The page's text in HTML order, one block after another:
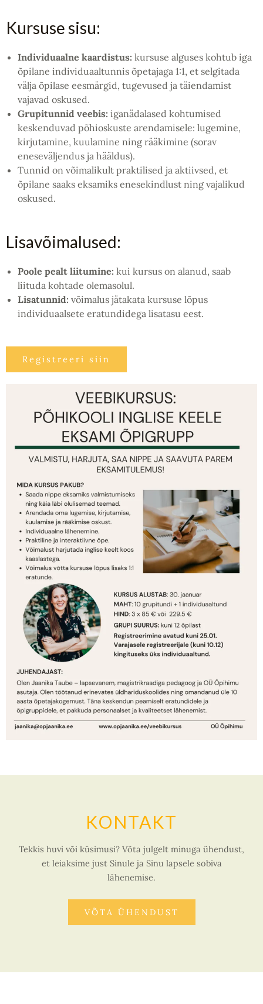
Kursuse sisu:
Individuaalne kaardistus: kursuse alguses kohtub iga
õpilane individuaaltunnis õpetajaga 1:1, et selgitada
välja õpilase eesmärgid, tugevused ja täiendamist
vajavad oskused.
Grupitunnid veebis: iganädalased kohtumised
keskenduvad põhioskuste arendamisele: lugemine,
kirjutamine, kuulamine ning rääkimine (sorav
eneseväljendus ja hääldus).
Tunnid on võimalikult praktilised ja aktiivsed, et
õpilane saaks eksamiks enesekindlust ning vajalikud
oskused.
Lisavõimalused:
Poole pealt liitumine: kui kursus on alanud, saab
liituda kohtade olemasolul.
Lisatunnid: võimalus jätakata kursuse lõpus
individuaalsete eratundidega lisatasu eest.
Registreeri siin
KONTAKT
Tekkis huvi või küsimusi? Võta julgelt minuga ühendust,
et leiaksime just Sinule ja Sinu lapsele sobiva
lähenemise.
VÕTA ÜHENDUST